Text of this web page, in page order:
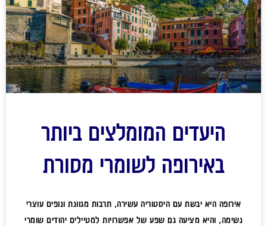
היעדים המומלצים ביותר
באירופה לשומרי מסורת
אירופה היא יבשת עם היסטוריה עשירה, תרבות מגוונת ונופים עוצרי
נשימה, והיא מציעה גם שפע של אפשרויות למטיילים יהודים שומרי